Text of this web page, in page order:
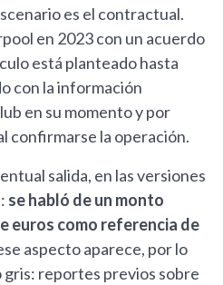
es el contractual.
en 2023 con un acuerdo
está planteado hasta
con la información
en su momento y por
confirmarse la operación.
salida, en las versiones
se habló de un monto
euros como referencia de
aspecto aparece, por lo
reportes previos sobre